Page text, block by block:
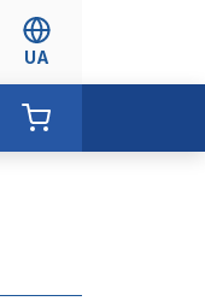
UA